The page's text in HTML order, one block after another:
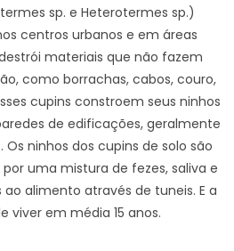
sp. e Heterotermes sp.)
centros urbanos e em áreas
materiais que não fazem
como borrachas, cabos, couro,
cupins constroem seus ninhos
de edificações, geralmente
ninhos dos cupins de solo são
uma mistura de fezes, saliva e
alimento através de tuneis. E a
viver em média 15 anos.